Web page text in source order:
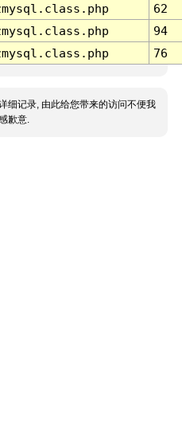
62
94
76
细记录, 由此给您带来的访问不便我
歉意.